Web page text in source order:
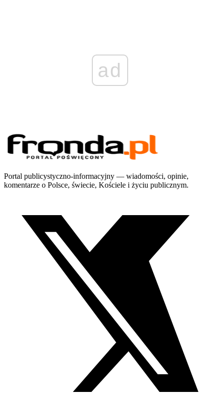
ad
Portal publicystyczno-informacyjny — wiadomości, opinie,
komentarze o Polsce, świecie, Kościele i życiu publicznym.